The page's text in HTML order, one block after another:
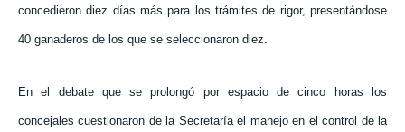
concedieron diez días más para los trámites de rigor, presentándose
40 ganaderos de los que se seleccionaron diez.
En el debate que se prolongó por espacio de cinco horas los
concejales cuestionaron de la Secretaría el manejo en el control de la